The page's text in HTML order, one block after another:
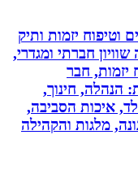
יזמות ותיק
חברתי ומגדרי,
חבר
חינוך,
הסביבה,
והקהילה